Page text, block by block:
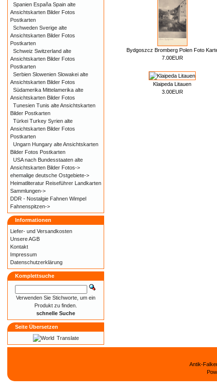
Bydgoszcz Bromberg Polen Foto
7.00EUR
Klaipeda Litauen
3.00EUR
Spanien España Spain alte
Ansichtskarten Bilder Fotos
Postkarten
Schweden Sverige alte
Ansichtskarten Bilder Fotos
Postkarten
Schweiz Switzerland alte
Ansichtskarten Bilder Fotos
Postkarten
Serbien Slowenien Slowakei alte
Ansichtskarten Bilder Fotos
Südamerika Mittelamerika alte
Ansichtskarten Bilder Fotos
Tunesien Tunis alte Ansichtskarten
Bilder Postkarten
Türkei Turkey Syrien alte
Ansichtskarten Bilder Fotos
Postkarten
Ungarn Hungary alte Ansichtskarten
Bilder Fotos Postkarten
USA nach Bundesstaaten alte
Ansichtskarten Bilder Fotos->
ehemalige deutsche Ostgebiete->
Heimatliteratur Reiseführer Landkarten
Sammlungen->
DDR - Nostalgie Fahnen Wimpel
Fahnenspitzen->
Informationen
Liefer- und Versandkosten
Unsere AGB
Kontakt
Impressum
Datenschutzerklärung
Komplettsuche
Verwenden Sie Stichworte, um ein
Produkt zu finden.
schnelle Suche
Seite Übersetzen
Translate
Antik-